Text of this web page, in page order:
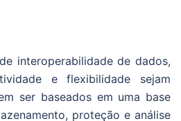
interoperabilidade de dados,
e flexibilidade sejam
ser baseados em uma base
proteção e análise